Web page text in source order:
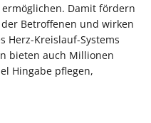
Damit fördern
Betroffenen und wirken
Herz-Kreislauf-Systems
bieten auch Millionen
Hingabe pflegen,